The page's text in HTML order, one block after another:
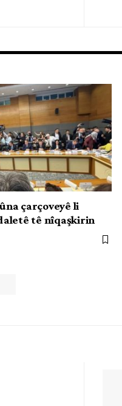
çarçoveyê li
tê nîqaşkirin